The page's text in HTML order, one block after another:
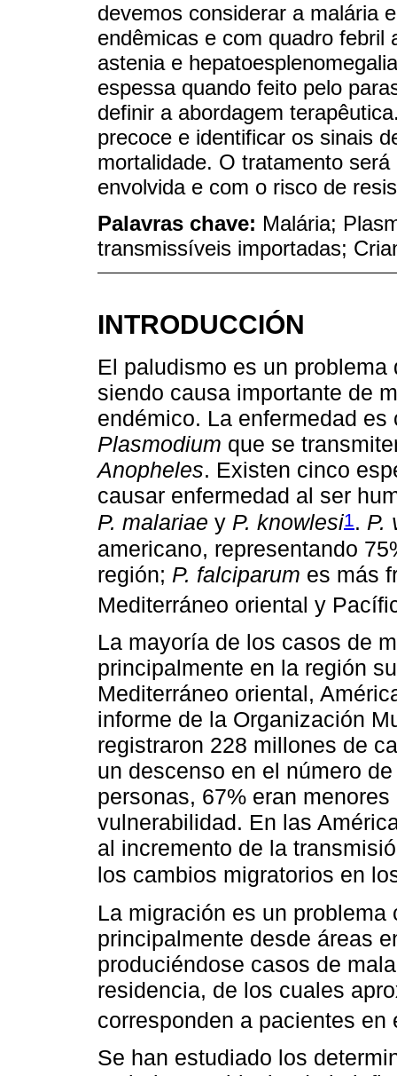
devemos considerar a malária
endêmicas e com quadro febril
astenia e
espessa quando feito pelo
definir a abordagem
precoce e identificar os sinais
mortalidade. O tratamento
envolvida e com o risco de
Palavras chave: Malária;
transmissíveis importadas;
INTRODUCCIÓN
El paludismo es un
siendo causa importante de
endémico. La enfermedad
Plasmodium que se
Anopheles. Existen cinco
causar enfermedad al ser
P. malariae y P. knowlesi1 . P.
americano, representando
región; P. falciparum es más
Mediterráneo oriental y
La mayoría de los casos de
principalmente en la región
Mediterráneo oriental,
informe de la Organización
registraron 228 millones de
un descenso en el número
personas, 67% eran
vulnerabilidad. En las
al incremento de la
los cambios migratorios en
La migración es un
principalmente desde áreas
produciéndose casos de
residencia, de los cuales
corresponden a pacientes en
Se han estudiado los